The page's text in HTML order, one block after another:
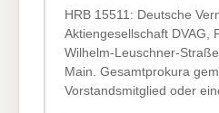
HRB 15511: Deutsche
Aktiengesellschaft DVAG,
Wilhelm-Leuschner-
Main. Gesamtprokura
Vorstandsmitglied oder